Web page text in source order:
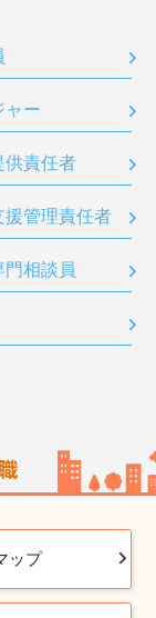
ャー
供責任者
援管理責任者
相談員
ップ